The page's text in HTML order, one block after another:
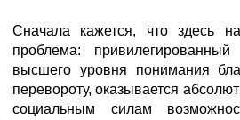
Сначала кажется, что здесь
проблема: привилегированный
высшего уровня понимания
перевороту, оказывается
социальным силам